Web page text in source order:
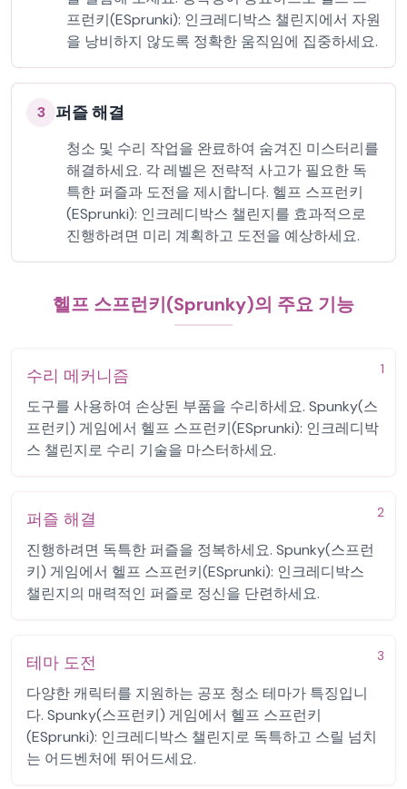
프런키(ESprunki): 인크레디박스 챌린지에서 자원
을 낭비하지 않도록 정확한 움직임에 집중하세요.
3 퍼즐 해결
청소 및 수리 작업을 완료하여 숨겨진 미스터리를
해결하세요. 각 레벨은 전략적 사고가 필요한 독
특한 퍼즐과 도전을 제시합니다. 헬프 스프런키
(ESprunki): 인크레디박스 챌린지를 효과적으로
진행하려면 미리 계획하고 도전을 예상하세요.
헬프 스프런키(Sprunky)의 주요 기능
1
수리 메커니즘
도구를 사용하여 손상된 부품을 수리하세요. Spunky(스
프런키) 게임에서 헬프 스프런키(ESprunki): 인크레디박
스 챌린지로 수리 기술을 마스터하세요.
2
퍼즐 해결
진행하려면 독특한 퍼즐을 정복하세요. Spunky(스프런
키) 게임에서 헬프 스프런키(ESprunki): 인크레디박스
챌린지의 매력적인 퍼즐로 정신을 단련하세요.
3
테마 도전
다양한 캐릭터를 지원하는 공포 청소 테마가 특징입니
다. Spunky(스프런키) 게임에서 헬프 스프런키
(ESprunki): 인크레디박스 챌린지로 독특하고 스릴 넘치
는 어드벤처에 뛰어드세요.